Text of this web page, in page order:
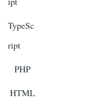
TypeSc
ript
PHP
HTML